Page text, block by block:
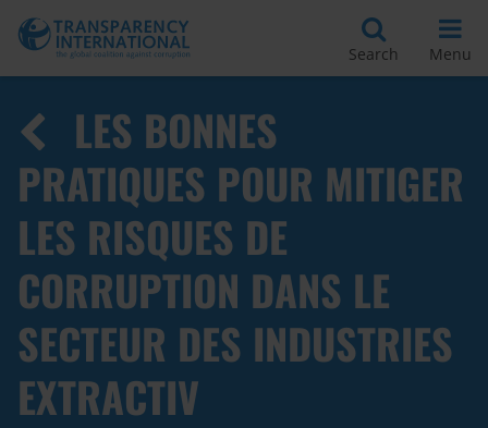
Search Menu
LES BONNES
PRATIQUES POUR MITIGER
LES RISQUES DE
CORRUPTION DANS LE
SECTEUR DES INDUSTRIES
EXTRACTIV